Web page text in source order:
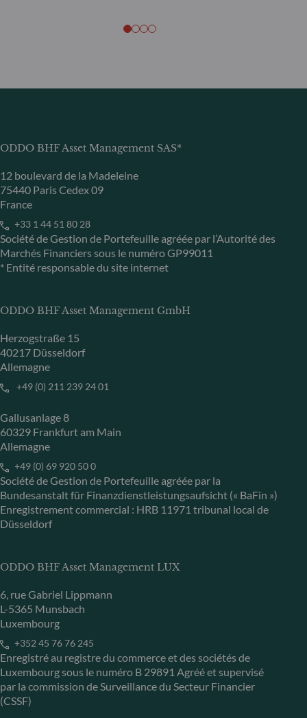
ODDO BHF Asset Management SAS*
12 boulevard de la Madeleine
75440 Paris Cedex 09
France
+33 1 44 51 80 28
Société de Gestion de Portefeuille agréée par l’Autorité des
Marchés Financiers sous le numéro GP99011
* Entité responsable du site internet
ODDO BHF Asset Management GmbH
Herzogstraße 15
40217 Düsseldorf
Allemagne
+49 (0) 211 239 24 01
Gallusanlage 8
60329 Frankfurt am Main
Allemagne
+49 (0) 69 920 50 0
Société de Gestion de Portefeuille agréée par la
Bundesanstalt für Finanzdienstleistungsaufsicht (« BaFin »)
Enregistrement commercial : HRB 11971 tribunal local de
Düsseldorf
ODDO BHF Asset Management LUX
6, rue Gabriel Lippmann
L-5365 Munsbach
Luxembourg
+352 45 76 76 245
Enregistré au registre du commerce et des sociétés de
Luxembourg sous le numéro B 29891 Agréé et supervisé
par la commission de Surveillance du Secteur Financier
(CSSF)